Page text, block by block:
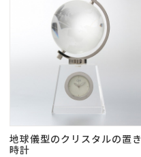
地球儀型のクリスタルの置き
時計